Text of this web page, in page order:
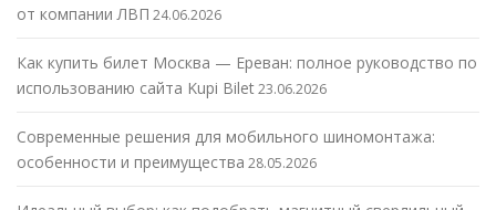
от компании ЛВП 24.06.2026
Как купить билет Москва — Ереван: полное руководство по
использованию сайта Kupi Bilet23.06.2026
Современные решения для мобильного шиномонтажа:
особенности и преимущества 28.05.2026